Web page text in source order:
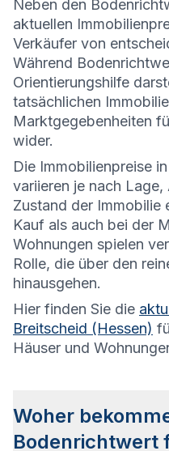
Neben den
aktuellen
Verkäufer von
Während
Orientierungshilfe
tatsächlichen
Marktgegebenheiten
wider.
Die Immobilienpreise
variieren je nach
Zustand der Immobilie
Kauf als auch bei der
Wohnungen spielen
Rolle, die über den
hinausgehen.
Hier finden Sie die
Breitscheid (Hessen)
Häuser und
Woher
Bodenrichtwert